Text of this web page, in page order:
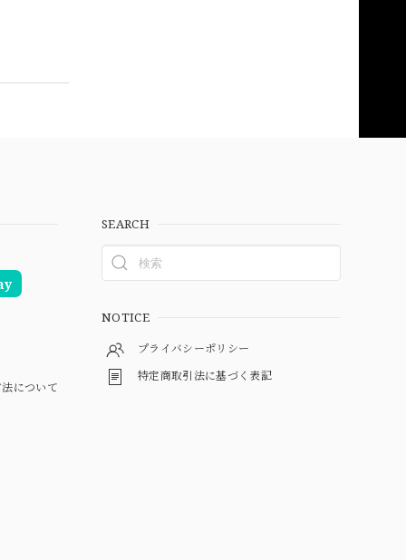
について
SEARCH
NOTICE
プライバシーポリシー
特定商取引法に基づく表記